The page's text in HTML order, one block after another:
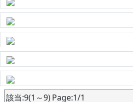
該当:9(1～9) Page:1/1